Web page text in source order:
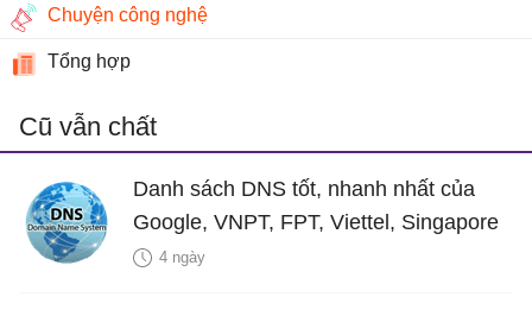
Chuyện công nghệ
Tổng hợp
Cũ vẫn chất
Danh sách DNS tốt, nhanh nhất của
Google, VNPT, FPT, Viettel, Singapore
4 ngày